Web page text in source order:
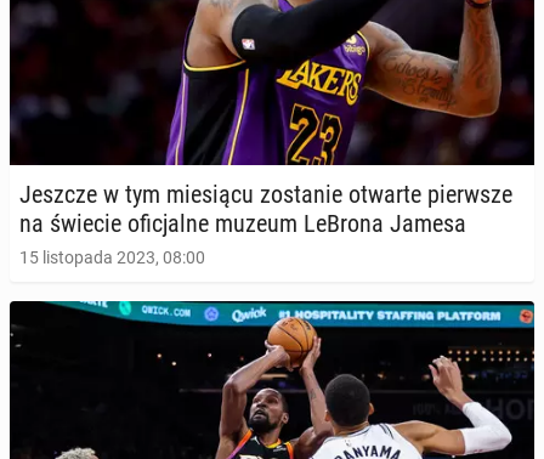
Jeszcze w tym mie­sią­cu zo­sta­nie otwarte pierw­sze
na świecie ofi­cjal­ne muzeum LeBrona Jamesa
15 listopada 2023, 08:00